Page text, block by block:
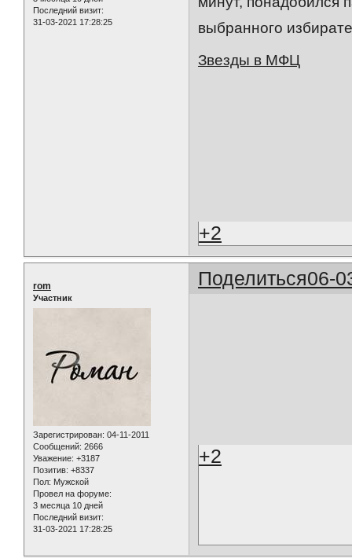
Последний визит:
31-03-2021 17:28:25
выбранного
Звезды в МФЦ
+2
Поделиться06-
rom
Участник
Зарегистрирован: 04-11-2011
Сообщений: 2666
Уважение: +3187
Позитив: +8337
Пол: Мужской
Провел на форуме:
3 месяца 10 дней
Последний визит:
31-03-2021 17:28:25
+2